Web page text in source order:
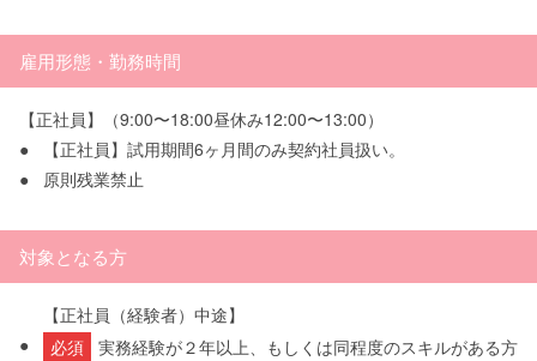
雇用形態・勤務時間
【正社員】（9:00〜18:00昼休み12:00〜13:00）
●
【正社員】試用期間6ヶ月間のみ契約社員扱い。
●
原則残業禁止
対象となる方
【正社員（経験者）中途】
●
必須 実務経験が２年以上、もしくは同程度のスキルがある方